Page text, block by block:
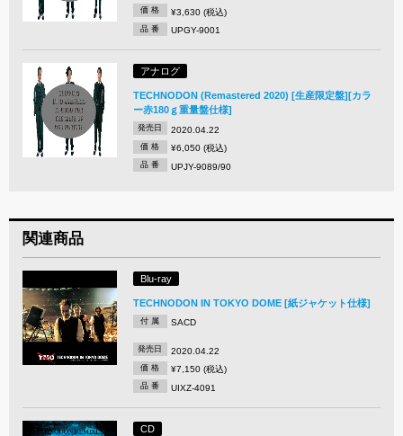
価 格 ¥3,630 (税込)
品 番 UPGY-9001
アナログ
TECHNODON (Remastered 2020) [生産限定盤][カラ
ー赤180ｇ重量盤仕様]
発売日 2020.04.22
価 格 ¥6,050 (税込)
品 番 UPJY-9089/90
関連商品
Blu-ray
TECHNODON IN TOKYO DOME [紙ジャケット仕様]
付 属 SACD
発売日 2020.04.22
価 格 ¥7,150 (税込)
品 番 UIXZ-4091
CD